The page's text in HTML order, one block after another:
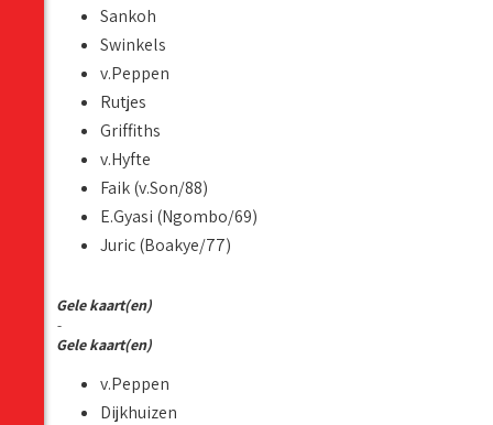
Sankoh
Swinkels
v.Peppen
Rutjes
Griffiths
v.Hyfte
Faik (v.Son/88)
E.Gyasi (Ngombo/69)
Juric (Boakye/77)
Gele kaart(en)
-
Gele kaart(en)
v.Peppen
Dijkhuizen